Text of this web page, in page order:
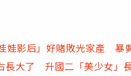
娃影后」好賭敗光家產 暴
長大了 升國二「美少女」